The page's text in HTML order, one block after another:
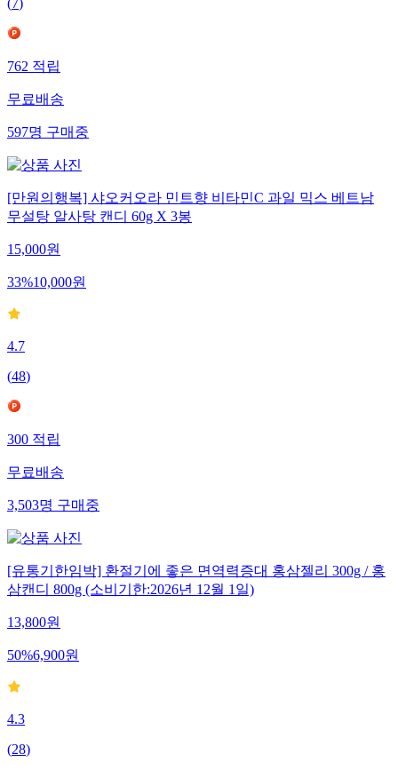
( 7)
762 적립
무료배송
597명 구매중
[만원의행복] 샤오커오라 민트향 비타민C 과일 믹스 베트남
무설탕 알사탕 캔디 60g X 3봉
15,000원
33%10,000원
4.7
(48)
300 적립
무료배송
3,503명 구매중
[유통기한임박] 환절기에 좋은 면역력증대 홍삼젤리 300g / 홍
삼캔디 800g (소비기한:2026년 12월 1일)
13,800원
50%6,900원
4.3
(28)